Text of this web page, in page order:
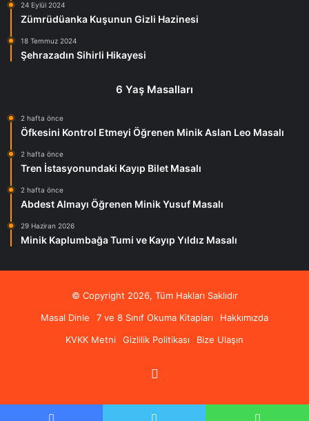
24 Eylül 2024
Zümrüdüanka Kuşunun Gizli Hazinesi
18 Temmuz 2024
Şehrazadın Sihirli Hikayesi
6 Yaş Masalları
2 hafta önce
Öfkesini Kontrol Etmeyi Öğrenen Minik Aslan Leo Masalı
2 hafta önce
Tren İstasyonundaki Kayıp Bilet Masalı
2 hafta önce
Abdest Almayı Öğrenen Minik Yusuf Masalı
29 Haziran 2026
Minik Kaplumbağa Tumi ve Kayıp Yıldız Masalı
© Copyright 2026, Tüm Hakları Saklıdır
Masal Dinle
7 ve 8 Sınıf Okuma Kitapları
Hakkımızda
KVKK Metni
Gizlilik Politikası Bize Ulaşın